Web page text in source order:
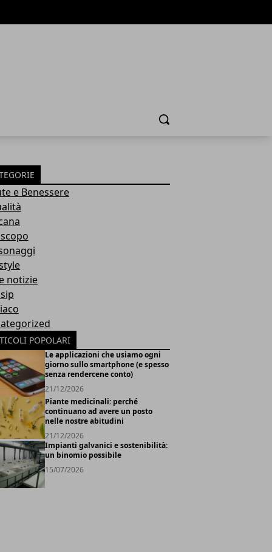
Cerca
e Benessere
notizie
POPOLARI
Le applicazioni che usiamo ogni
giorno sullo smartphone (e spesso
senza rendercene conto)
21/12/2026
Piante medicinali: perché
continuano ad avere un posto
nelle nostre abitudini
21/12/2026
Impianti galvanici e sostenibilità:
un binomio possibile
15/07/2026